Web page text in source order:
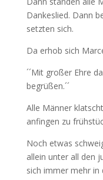
Dankeslied. Dann
setzten sich.
Da erhob sich
´´Mit großer Ehre
begrüßen.´´
Alle Männer
anfingen zu
Noch etwas
allein unter all den
sich immer mehr in